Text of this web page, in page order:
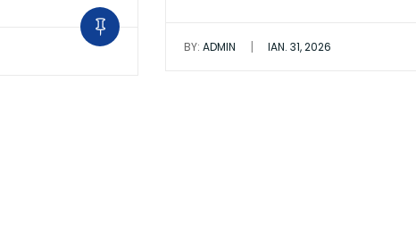
BY: ADMIN | IAN. 31, 2026